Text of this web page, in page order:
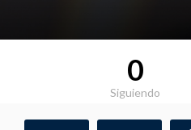
0
Siguiendo